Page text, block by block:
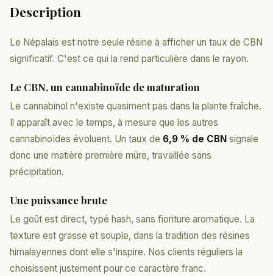
Description
Le Népalais est notre seule résine à afficher un taux de CBN
significatif. C'est ce qui la rend particulière dans le rayon.
Le CBN, un cannabinoïde de maturation
Le cannabinol n'existe quasiment pas dans la plante fraîche.
Il apparaît avec le temps, à mesure que les autres
cannabinoïdes évoluent. Un taux de 6,9 % de CBN signale
donc une matière première mûre, travaillée sans
précipitation.
Une puissance brute
Le goût est direct, typé hash, sans fioriture aromatique. La
texture est grasse et souple, dans la tradition des résines
himalayennes dont elle s'inspire. Nos clients réguliers la
choisissent justement pour ce caractère franc.